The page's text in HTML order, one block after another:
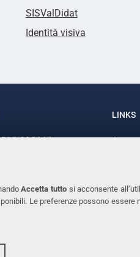
Accetta tutto si acconsente
Le preferenze possono
SISValDidat
Identità visiva
293111
LINKS